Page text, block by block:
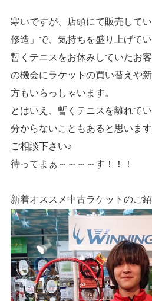
寒いですが、店頭にて販売して
修造」で、気持ちを盛り上げて
暫くテニスをお休みしていたお
の機会にラケットの買い替えや
方もいらっしゃいます。
とはいえ、暫くテニスを離れて
分からないこともあると思いま
ご相談下さい♪
待ってまぁ～～～～す！！！
新着オススメ中古ラケットのご紹